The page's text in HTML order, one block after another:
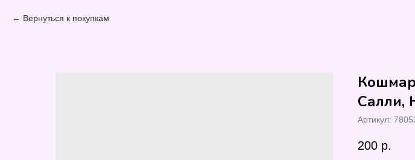
Вернуться к покупкам
Салли,
Артикул:
200 р.